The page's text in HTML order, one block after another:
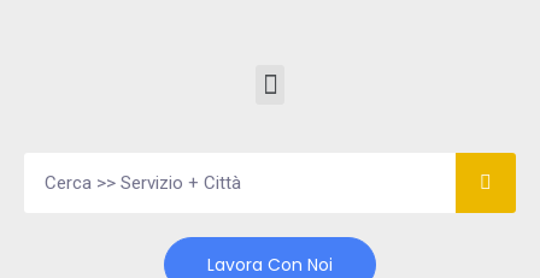
Lavora Con Noi